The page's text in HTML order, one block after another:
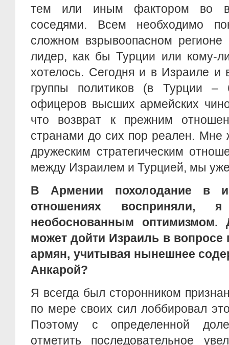
тем или иным фактором во
соседями. Всем необходимо
сложном взрывоопасном
лидер, как бы Турции или кому-
хотелось. Сегодня и в Израиле и
группы политиков (в Турции –
офицеров высших армейских
что возврат к прежним
странами до сих пор реален. Мне
дружеским стратегическим
между Израилем и Турцией, мы
В Армении похолодание в
отношениях
необоснованным оптимизмом.
может дойти Израиль в вопросе
армян, учитывая нынешнее
Анкарой?
Я всегда был сторонником
по мере своих сил лоббировал
Поэтому с определенной
отметить последовательное